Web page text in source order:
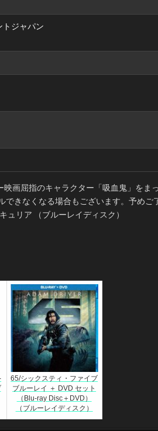
トジャパン
映画屈指のキャラクター「吸血鬼」をま
きなくなる場合もございます。予めご
リア （ブルーレイディスク）
65/シックスティ・ファイブ
ブルーレイ ＋ DVD セット
（Blu-ray Disc＋DVD）
（ブルーレイディスク）